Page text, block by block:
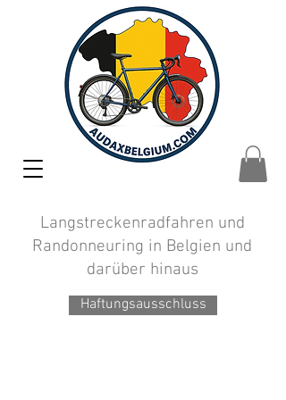
Haftungsausschluss
Langstreckenradfahren und
Randonneuring in Belgien und
darüber hinaus